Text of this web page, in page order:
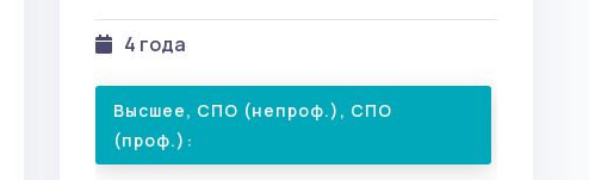
4 года
Высшее, СПО (непроф.), СПО
(проф.):